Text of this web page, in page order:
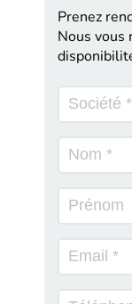
Prenez
Nous vous